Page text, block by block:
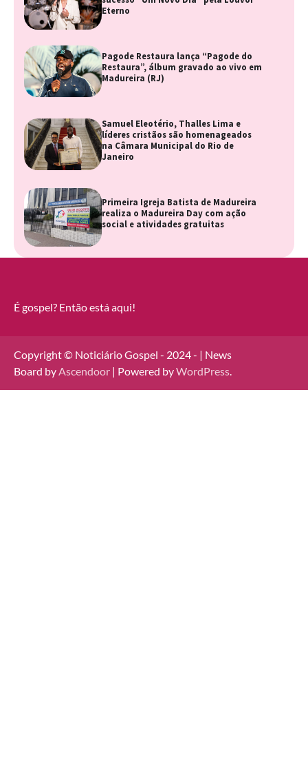
Eterno
Pagode Restaura lança “Pagode do
Restaura”, álbum gravado ao vivo em
Madureira (RJ)
Samuel Eleotério, Thalles Lima e
líderes cristãos são homenageados
na Câmara Municipal do Rio de
Janeiro
Primeira Igreja Batista de Madureira
realiza o Madureira Day com ação
social e atividades gratuitas
É gospel? Então está aqui!
Copyright © Noticiário Gospel - 2024 - | News
Board byAscendoor | Powered byWordPress.